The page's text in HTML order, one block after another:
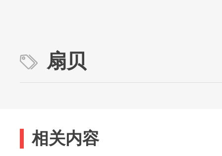
扇贝
相关内容